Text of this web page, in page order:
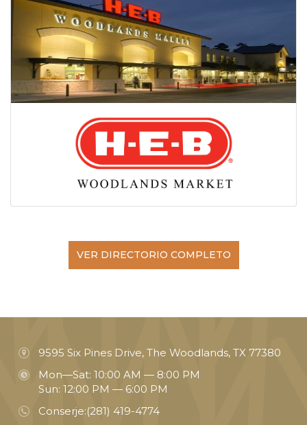
VER DIRECTORIO COMPLETO
9595 Six Pines Drive, The Woodlands, TX 77380
Mon—Sat: 10:00 AM — 8:00 PM
Sun: 12:00 PM — 6:00 PM
Conserje:(281) 419-4774